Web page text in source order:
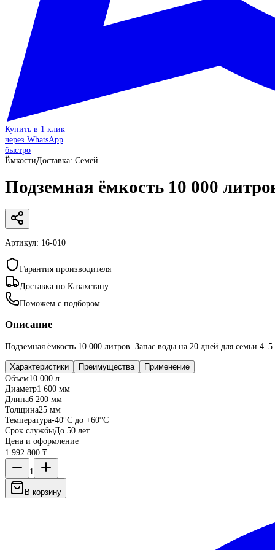
Купить в 1 клик
через WhatsApp
быстро
ЁмкостиДоставка: Семей
Подземная ёмкость 10 000
Артикул: 16-010
Гарантия производителя
Доставка по Казахстану
Поможем с подбором
Описание
Подземная ёмкость 10 000 литров. Запас воды на 20 дней для семьи
Характеристики Преимущества Применение
Объем10 000 л
Диаметр1 600 мм
Длина6 200 мм
Толщина25 мм
Температура-40°C до +60°C
Срок службыДо 50 лет
Цена и оформление
1 992 800 ₸
1
В корзину